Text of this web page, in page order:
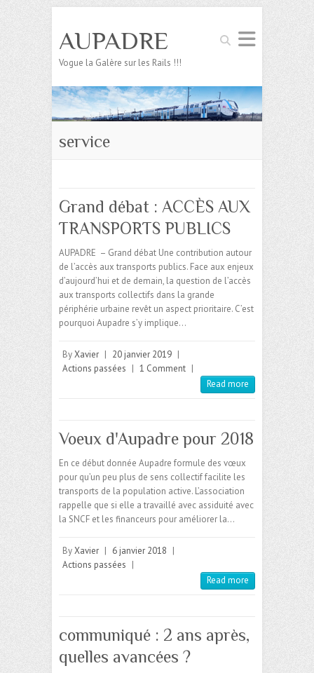
Search
AUPADRE
Vogue la Galère sur les Rails !!!
service
Grand débat : ACCÈS AUX
TRANSPORTS PUBLICS
AUPADRE – Grand débat Une contribution autour
de l’accès aux transports publics. Face aux enjeux
d’aujourd’hui et de demain, la question de l’accès
aux transports collectifs dans la grande
périphérie urbaine revêt un aspect prioritaire. C’est
pourquoi Aupadre s’y implique…
ByXavier | 20 janvier 2019 |
Actions passées | 1 Comment |
Read more
Voeux d'Aupadre pour 2018
En ce début donnée Aupadre formule des vœux
pour qu’un peu plus de sens collectif facilite les
transports de la population active. L’association
rappelle que si elle a travaillé avec assiduité avec
la SNCF et les financeurs pour améliorer la…
ByXavier | 6 janvier 2018 |
Actions passées |
Read more
communiqué : 2 ans après,
quelles avancées ?